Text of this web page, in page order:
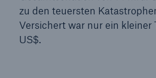
zu den teuersten
Versichert war nur ein kleiner
US$.